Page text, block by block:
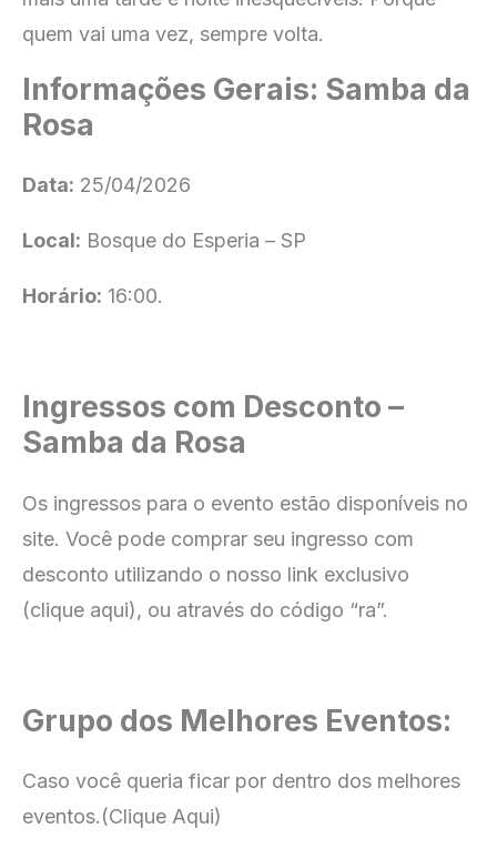
quem vai uma vez, sempre volta.
Informações Gerais: Samba da
Rosa
Data: 25/04/2026
Local: Bosque do Esperia – SP
Horário: 16:00.
Ingressos com Desconto –
Samba da Rosa
Os ingressos para o evento estão disponíveis no
site. Você pode comprar seu ingresso com
desconto utilizando o nosso link exclusivo
(clique aqui), ou através do código “ra”.
Grupo dos Melhores Eventos:
Caso você queria ficar por dentro dos melhores
eventos.(Clique Aqui)